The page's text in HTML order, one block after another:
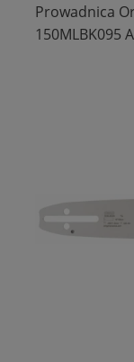
Prowadnica
150MLBK095